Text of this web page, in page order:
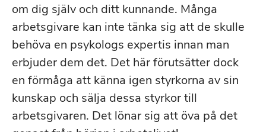
om dig själv och ditt kunnande. Många
arbetsgivare kan inte tänka sig att de skulle
behöva en psykologs expertis innan man
erbjuder dem det. Det här förutsätter dock
en förmåga att känna igen styrkorna av sin
kunskap och sälja dessa styrkor till
arbetsgivaren. Det lönar sig att öva på det